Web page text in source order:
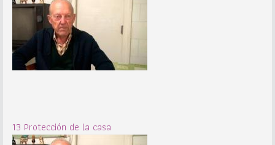
13 Protección de la casa